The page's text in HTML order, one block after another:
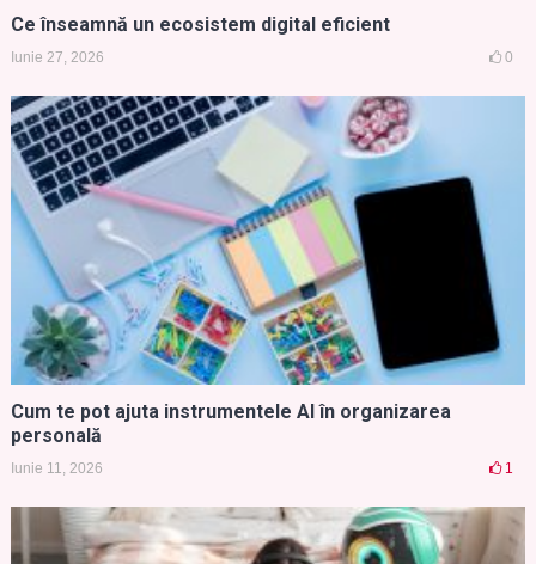
Ce înseamnă un ecosistem digital eficient
Iunie 27, 2026 0
Cum te pot ajuta instrumentele AI în organizarea
personală
Iunie 11, 2026 1